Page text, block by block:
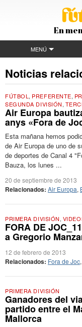
En
MENÚ
Noticias
FÚTBOL , PREFERENTE,
SEGUNDA DIVISIÓN,
Air Europa
anys «Fora de
Esta mañana hemos
de Air Europa de uno de
de deportes de Canal 4
Bauza, los lunes ...
20 de septiembre de 2013
Relacionados: Air Europa,
PRIMERA DIVISIÓN,
FORA DE
a Gregorio
12 de febrero de 2013
Relacionados: Fora de Joc,
PRIMERA DIVISIÓN
Ganadores del
partido entre el
Mallorca